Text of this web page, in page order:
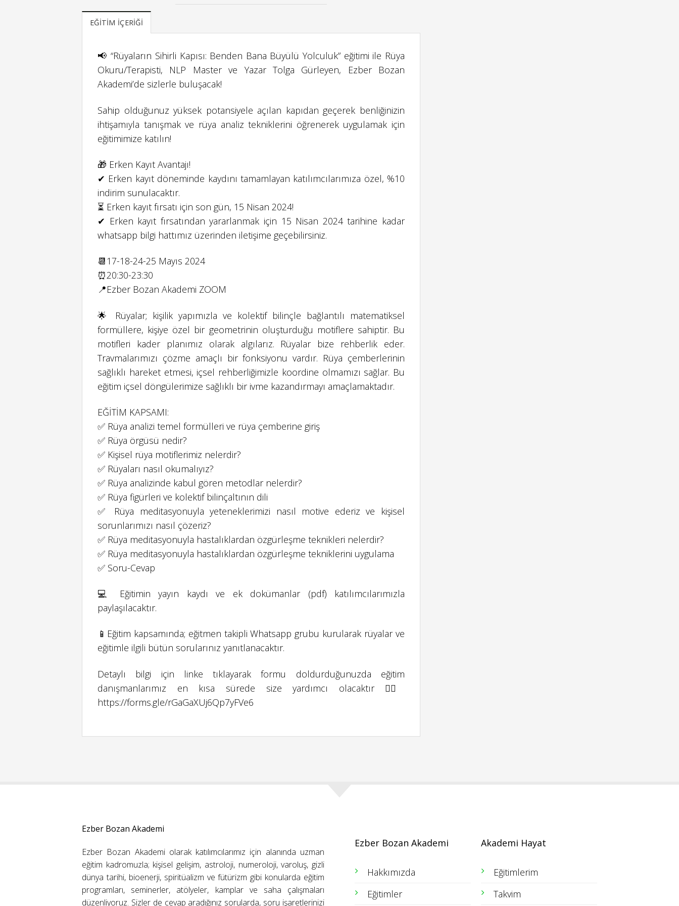
EĞITIM İÇERIĞI
📢 “Rüyaların Sihirli Kapısı: Benden Bana Büyülü Yolculuk” eğitimi ile Rüya
Okuru/Terapisti, NLP Master ve Yazar Tolga Gürleyen, Ezber Bozan
Akademi’de sizlerle buluşacak!
Sahip olduğunuz yüksek potansiyele açılan kapıdan geçerek benliğinizin
ihtişamıyla tanışmak ve rüya analiz tekniklerini öğrenerek uygulamak için
eğitimimize katılın!
🎁 Erken Kayıt Avantajı!
✔ Erken kayıt döneminde kaydını tamamlayan katılımcılarımıza özel, %10
indirim sunulacaktır.
⏳ Erken kayıt fırsatı için son gün, 15 Nisan 2024!
✔ Erken kayıt fırsatından yararlanmak için 15 Nisan 2024 tarihine kadar
whatsapp bilgi hattımız üzerinden iletişime geçebilirsiniz.
📆17-18-24-25 Mayıs 2024
⏰20:30-23:30
📍Ezber Bozan Akademi ZOOM
🌟 Rüyalar; kişilik yapımızla ve kolektif bilinçle bağlantılı matematiksel
formüllere, kişiye özel bir geometrinin oluşturduğu motiflere sahiptir. Bu
motifleri kader planımız olarak algılarız. Rüyalar bize rehberlik eder.
Travmalarımızı çözme amaçlı bir fonksiyonu vardır. Rüya çemberlerinin
sağlıklı hareket etmesi, içsel rehberliğimizle koordine olmamızı sağlar. Bu
eğitim içsel döngülerimize sağlıklı bir ivme kazandırmayı amaçlamaktadır.
EĞİTİM KAPSAMI:
✅ Rüya analizi temel formülleri ve rüya çemberine giriş
✅ Rüya örgüsü nedir?
✅ Kişisel rüya motiflerimiz nelerdir?
✅ Rüyaları nasıl okumalıyız?
✅ Rüya analizinde kabul gören metodlar nelerdir?
✅ Rüya figürleri ve kolektif bilinçaltının dili
✅ Rüya meditasyonuyla yeteneklerimizi nasıl motive ederiz ve kişisel
sorunlarımızı nasıl çözeriz?
✅ Rüya meditasyonuyla hastalıklardan özgürleşme teknikleri nelerdir?
✅ Rüya meditasyonuyla hastalıklardan özgürleşme tekniklerini uygulama
✅ Soru-Cevap
💻 Eğitimin yayın kaydı ve ek dokümanlar (pdf) katılımcılarımızla
paylaşılacaktır.
📱Eğitim kapsamında; eğitmen takipli Whatsapp grubu kurularak rüyalar ve
eğitimle ilgili bütün sorularınız yanıtlanacaktır.
Detaylı bilgi için linke tıklayarak formu doldurduğunuzda eğitim
danışmanlarımız en kısa sürede size yardımcı olacaktır 👉🏻
https://forms.gle/rGaGaXUj6Qp7yFVe6
Ezber Bozan Akademi
Ezber Bozan Akademi olarak katılımcılarımız için alanında uzman
eğitim kadromuzla; kişisel gelişim, astroloji, numeroloji, varoluş, gizli
dünya tarihi, bioenerji, spiritüalizm ve fütürizm gibi konularda eğitim
programları, seminerler, atölyeler, kamplar ve saha çalışmaları
düzenliyoruz. Sizler de cevap aradığınız sorularda, soru işaretlerinizi
Ezber Bozan Akademi
Hakkımızda
Eğitimler
Akademi Hayat
Eğitimlerim
Takvim